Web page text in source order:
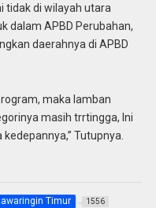
tidak di wilayah utara
dalam APBD Perubahan,
daerahnya di APBD
maka lamban
masih trrtingga, Ini
Tutupnya.
Timur 1556